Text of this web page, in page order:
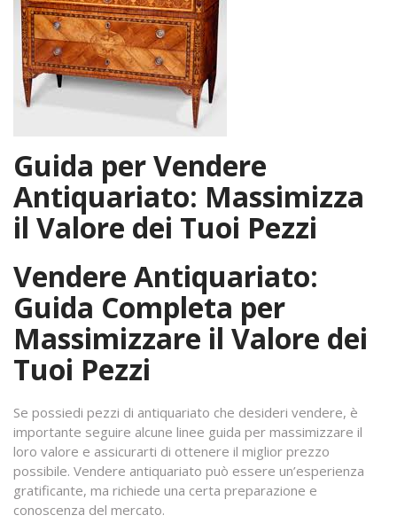
Guida per Vendere
Antiquariato: Massimizza
il Valore dei Tuoi Pezzi
Vendere Antiquariato:
Guida Completa per
Massimizzare il Valore dei
Tuoi Pezzi
Se possiedi pezzi di antiquariato che desideri vendere, è
importante seguire alcune linee guida per massimizzare il
loro valore e assicurarti di ottenere il miglior prezzo
possibile. Vendere antiquariato può essere un’esperienza
gratificante, ma richiede una certa preparazione e
conoscenza del mercato.